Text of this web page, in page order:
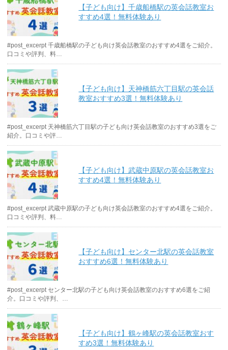
【子ども向け】千歳船橋駅の英会話教室お
すすめ4選！無料体験あり
#post_excerpt 千歳船橋駅の子ども向け英会話教室のおすすめ4選をご紹介。
口コミや評判、料…
【子ども向け】天神橋筋六丁目駅の英会話
教室おすすめ3選！無料体験あり
#post_excerpt 天神橋筋六丁目駅の子ども向け英会話教室のおすすめ3選をご
紹介。口コミや評…
【子ども向け】武蔵中原駅の英会話教室お
すすめ4選！無料体験あり
#post_excerpt 武蔵中原駅の子ども向け英会話教室のおすすめ4選をご紹介。
口コミや評判、料…
【子ども向け】センター北駅の英会話教室
おすすめ6選！無料体験あり
#post_excerpt センター北駅の子ども向け英会話教室のおすすめ6選をご紹
介。口コミや評判、…
【子ども向け】鶴ヶ峰駅の英会話教室おす
すめ3選！無料体験あり